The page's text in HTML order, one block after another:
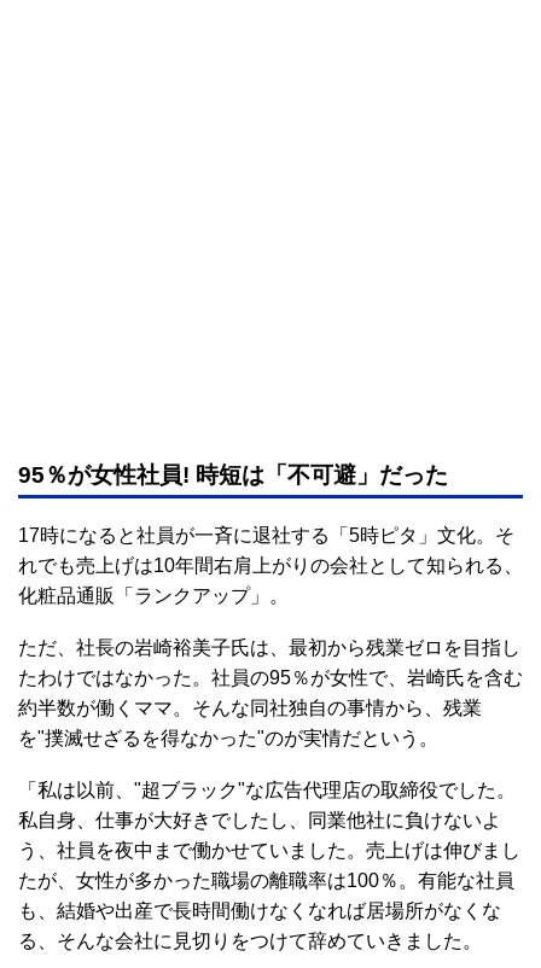
95％が女性社員! 時短は「不可避」だった
17時になると社員が一斉に退社する「5時ピタ」文化。そ
れでも売上げは10年間右肩上がりの会社として知られる、
化粧品通販「ランクアップ」。
ただ、社長の岩崎裕美子氏は、最初から残業ゼロを目指し
たわけではなかった。社員の95％が女性で、岩崎氏を含む
約半数が働くママ。そんな同社独自の事情から、残業
を"撲滅せざるを得なかった"のが実情だという。
「私は以前、"超ブラック"な広告代理店の取締役でした。
私自身、仕事が大好きでしたし、同業他社に負けないよ
う、社員を夜中まで働かせていました。売上げは伸びまし
たが、女性が多かった職場の離職率は100％。有能な社員
も、結婚や出産で長時間働けなくなれば居場所がなくな
る、そんな会社に見切りをつけて辞めていきました。